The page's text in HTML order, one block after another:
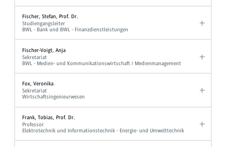
Fischer, Stefan, Prof. Dr.
Studiengangsleiter
BWL - Bank und BWL - Finanzdienstleistungen
Fischer-Voigt, Anja
Sekretariat
BWL - Medien- und Kommunikationswirtschaft / Medienmanagement
Fox, Veronika
Sekretariat
Wirtschaftsingenieurwesen
Frank, Tobias, Prof. Dr.
Professor
Elektrotechnik und Informationstechnik - Energie- und Umwelttechnik